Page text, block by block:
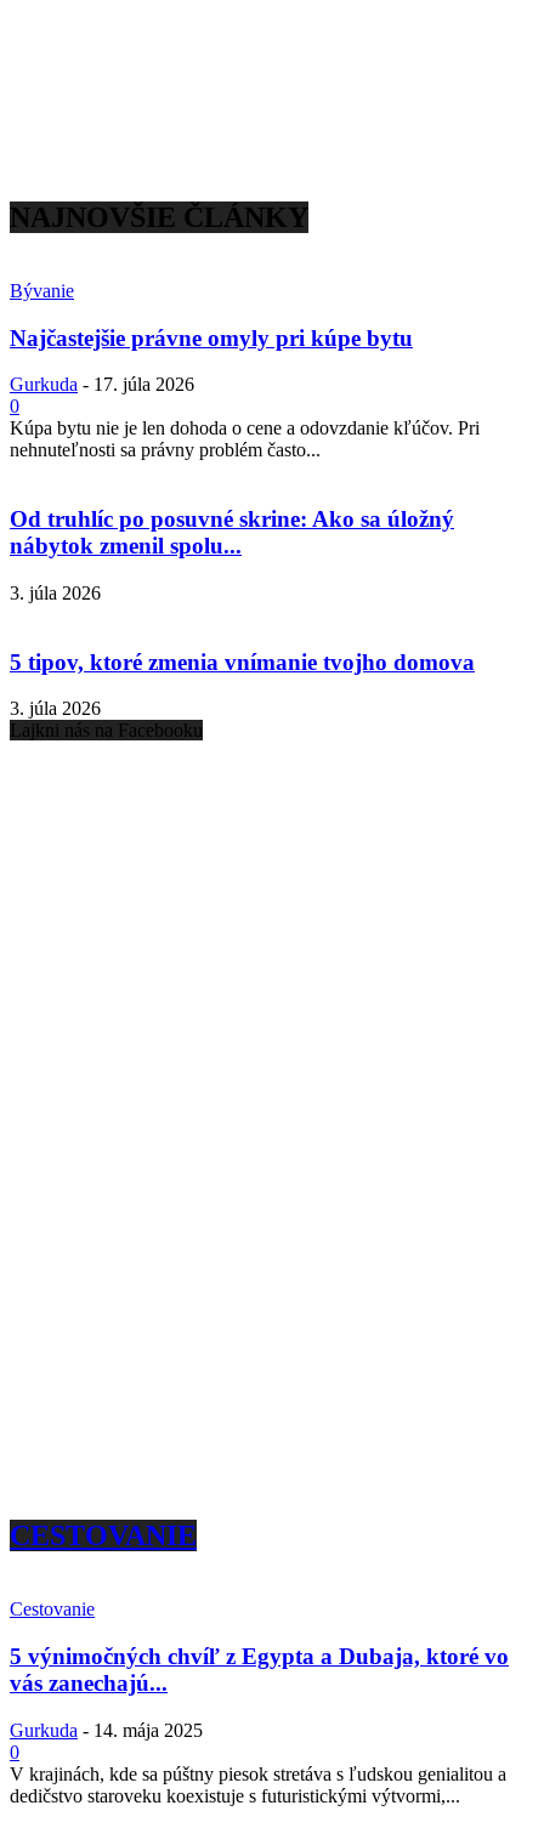
NAJNOVŠIE ČLÁNKY
Bývanie
Najčastejšie právne omyly pri kúpe bytu
Gurkuda - 17. júla 2026
0
Kúpa bytu nie je len dohoda o cene a odovzdanie kľúčov. Pri
nehnuteľnosti sa právny problém často...
Od truhlíc po posuvné skrine: Ako sa úložný
nábytok zmenil spolu...
3. júla 2026
5 tipov, ktoré zmenia vnímanie tvojho domova
3. júla 2026
Lajkni nás na Facebooku
CESTOVANIE
Cestovanie
5 výnimočných chvíľ z Egypta a Dubaja, ktoré vo
vás zanechajú...
Gurkuda - 14. mája 2025
0
V krajinách, kde sa púštny piesok stretáva s ľudskou genialitou a
dedičstvo staroveku koexistuje s futuristickými výtvormi,...